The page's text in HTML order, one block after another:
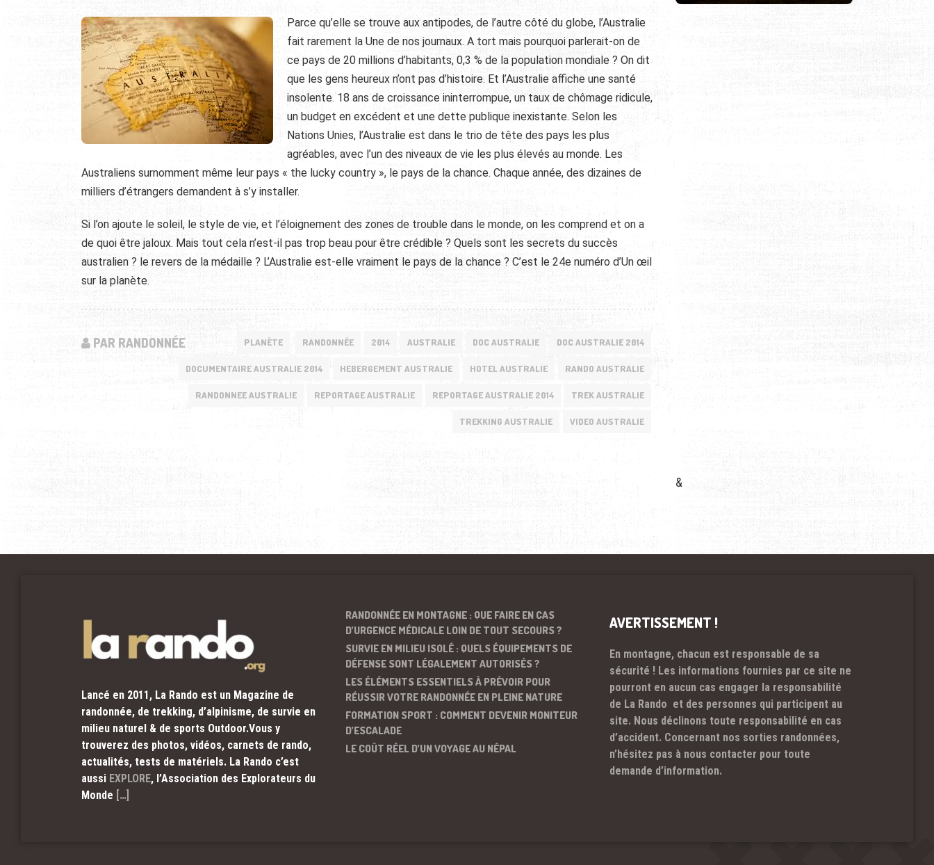
Parce qu’elle se trouve aux antipodes, de l’autre côté du globe, l’Australie
fait rarement la Une de nos journaux. A tort mais pourquoi parlerait-on de
ce pays de 20 millions d’habitants, 0,3 % de la population mondiale ? On dit
que les gens heureux n’ont pas d’histoire. Et l’Australie affiche une santé
insolente. 18 ans de croissance ininterrompue, un taux de chômage ridicule,
un budget en excédent et une dette publique inexistante. Selon les
Nations Unies, l’Australie est dans le trio de tête des pays les plus
agréables, avec l’un des niveaux de vie les plus élevés au monde. Les
Australiens surnomment même leur pays « the lucky country », le pays de la chance. Chaque année, des dizaines de
milliers d’étrangers demandent à s’y installer.
Si l’on ajoute le soleil, le style de vie, et l’éloignement des zones de trouble dans le monde, on les comprend et on a
de quoi être jaloux. Mais tout cela n’est-il pas trop beau pour être crédible ? Quels sont les secrets du succès
australien ? le revers de la médaille ? L’Australie est-elle vraiment le pays de la chance ? C’est le 24e numéro d’Un œil
sur la planète.
PAR RANDONNÉE PLANÈTE RANDONNÉE 2014 AUSTRALIE DOC AUSTRALIE DOC AUSTRALIE 2014
DOCUMENTAIRE AUSTRALIE 2014 HEBERGEMENT AUSTRALIE HOTEL AUSTRALIE RANDO AUSTRALIE
RANDONNEE AUSTRALIE REPORTAGE AUSTRALIE REPORTAGE AUSTRALIE 2014 TREK AUSTRALIE
TREKKING AUSTRALIE VIDEO AUSTRALIE
&
Lancé en 2011, La Rando est un Magazine de
randonnée, de trekking, d’alpinisme, de survie en
milieu naturel & de sports Outdoor.Vous y
trouverez des photos, vidéos, carnets de rando,
actualités, tests de matériels. La Rando c’est
aussi EXPLORE, l’Association des Explorateurs du
Monde […]
RANDONNÉE EN MONTAGNE : QUE FAIRE EN CAS
D’URGENCE MÉDICALE LOIN DE TOUT SECOURS ?
SURVIE EN MILIEU ISOLÉ : QUELS ÉQUIPEMENTS DE
DÉFENSE SONT LÉGALEMENT AUTORISÉS ?
LES ÉLÉMENTS ESSENTIELS À PRÉVOIR POUR
RÉUSSIR VOTRE RANDONNÉE EN PLEINE NATURE
FORMATION SPORT : COMMENT DEVENIR MONITEUR
D’ESCALADE
LE COÛT RÉEL D’UN VOYAGE AU NÉPAL
AVERTISSEMENT !
En montagne, chacun est responsable de sa
sécurité ! Les informations fournies par ce site ne
pourront en aucun cas engager la responsabilité
de La Rando et des personnes qui participent au
site. Nous déclinons toute responsabilité en cas
d’accident. Concernant nos sorties randonnées,
n’hésitez pas à nous contacter pour toute
demande d’information.